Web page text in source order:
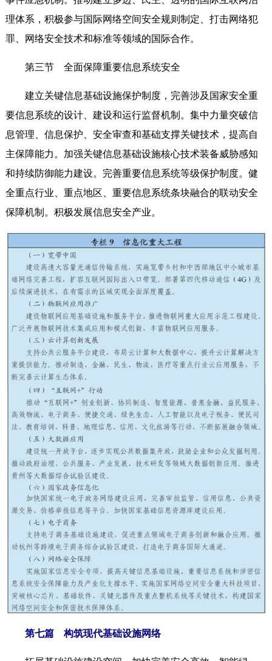
理体系，积极参与国际网络空间安全规则制定、打击网络犯
罪、网络安全技术和标准等领域的国际合作。
第三节 全面保障重要信息系统安全
建立关键信息基础设施保护制度，完善涉及国家安全重
要信息系统的设计、建设和运行监督机制。集中力量突破信
息管理、信息保护、安全审查和基础支撑关键技术，提高自
主保障能力。加强关键信息基础设施核心技术装备威胁感知
和持续防御能力建设。完善重要信息系统等级保护制度。健
全重点行业、重点地区、重要信息系统条块融合的联动安全
保障机制。积极发展信息安全产业。
第七篇 构筑现代基础设施网络